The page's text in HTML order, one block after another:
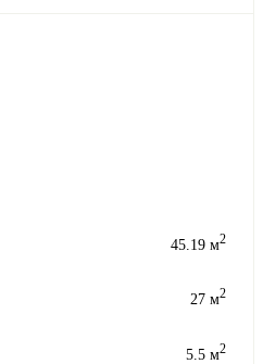
45.19 м2
27 м2
5.5 м2